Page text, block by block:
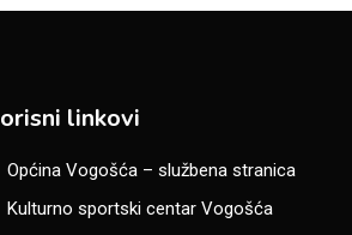
linkovi
Općina Vogošća – službena stranica
Kulturno sportski centar Vogošća